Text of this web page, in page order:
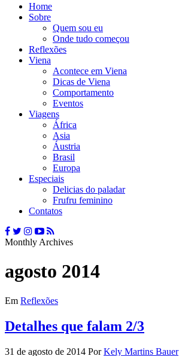
Home
Sobre
Quem sou eu
Onde tudo começou
Reflexões
Viena
Acontece em Viena
Dicas de Viena
Comportamento
Eventos
Viagens
África
Asia
Áustria
Brasil
Europa
Especiais
Delicias do paladar
Frufru feminino
Contatos
Monthly Archives
agosto 2014
Em Reflexões
Detalhes que falam 2/3
31 de agosto de 2014 Por Kely Martins Bauer